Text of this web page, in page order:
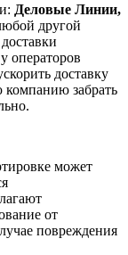
Деловые Линии,
другой
операторов
доставку
компанию забрать
может
от
повреждения